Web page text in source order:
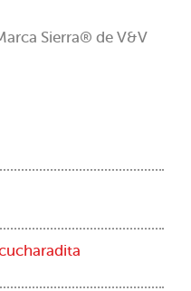
Sierra® de V&V